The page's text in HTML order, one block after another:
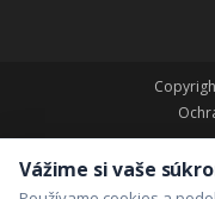
Vážime si vaše